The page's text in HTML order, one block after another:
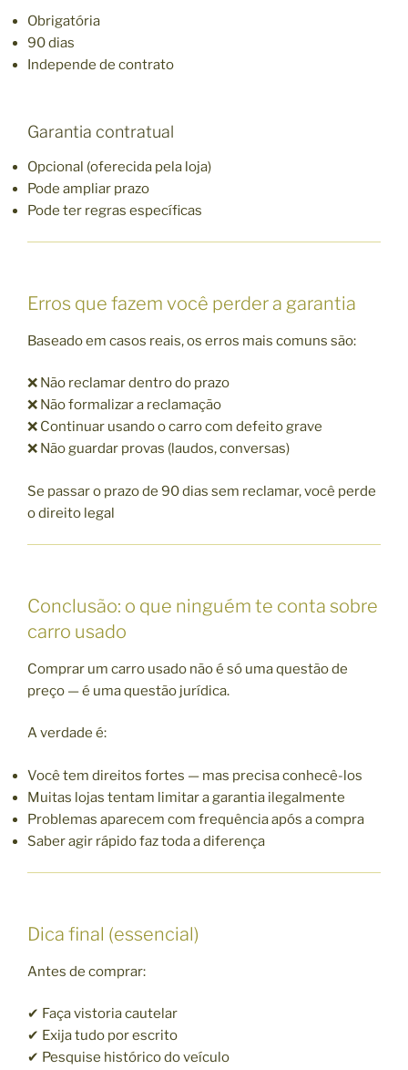
Obrigatória
90 dias
Independe de contrato
Garantia contratual
Opcional (oferecida pela loja)
Pode ampliar prazo
Pode ter regras específicas
Erros que fazem você perder a garantia
Baseado em casos reais, os erros mais comuns são:
❌ Não reclamar dentro do prazo
❌ Não formalizar a reclamação
❌ Continuar usando o carro com defeito grave
❌ Não guardar provas (laudos, conversas)
Se passar o prazo de 90 dias sem reclamar, você perde
o direito legal
Conclusão: o que ninguém te conta sobre
carro usado
Comprar um carro usado não é só uma questão de
preço — é uma questão jurídica.
A verdade é:
Você tem direitos fortes — mas precisa conhecê-los
Muitas lojas tentam limitar a garantia ilegalmente
Problemas aparecem com frequência após a compra
Saber agir rápido faz toda a diferença
Dica final (essencial)
Antes de comprar:
✔ Faça vistoria cautelar
✔ Exija tudo por escrito
✔ Pesquise histórico do veículo